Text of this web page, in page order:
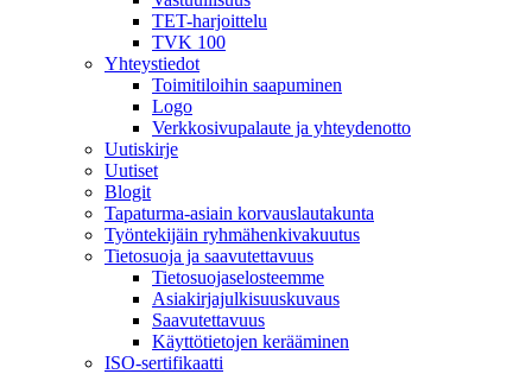
TET-harjoittelu
TVK 100
Yhteystiedot
Toimitiloihin saapuminen
Logo
Verkkosivupalaute ja yhteydenotto
Uutiskirje
Uutiset
Blogit
Tapaturma-asiain korvauslautakunta
Työntekijäin ryhmähenkivakuutus
Tietosuoja ja saavutettavuus
Tietosuojaselosteemme
Asiakirjajulkisuuskuvaus
Saavutettavuus
Käyttötietojen kerääminen
ISO-sertifikaatti